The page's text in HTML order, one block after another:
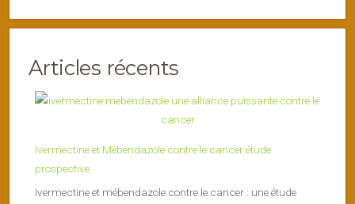
Articles récents
Ivermectine et Mébendazole contre le cancer étude
prospective
Ivermectine et mébendazole contre le cancer : une étude